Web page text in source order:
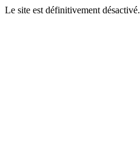
Le site est définitivement désactivé.